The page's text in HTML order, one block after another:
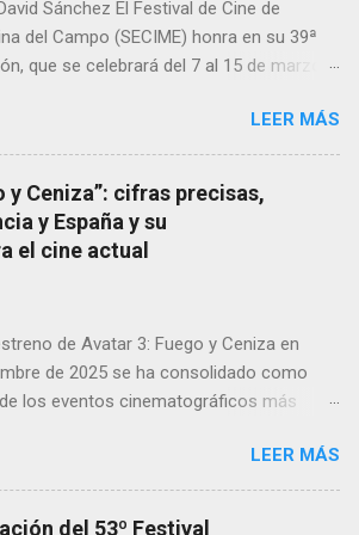
, deja con la boca abierta a las
de arte dramático al aparentar-
a muchas verdaderas profesionales de
Turós es otro personaje de gimnasio y
en pantalla. Ambos nos
su fragilidad a pesar de su aspecto,
por los sueños que pueden alcanzar o
alcanzaron y los miedos de haber
Sánchez El Festival de Cine de
del Campo (SECIME) honra en su 39ª
que se celebrará del 7 al 15 de marzo
huella en el festival y el cine es indeleble.
fallecido en 2024, es el autor del cartel
de esta edición, una creación cargada de
y simbolismo.
LEER MÁS
y Ceniza”: cifras precisas,
y España y su
el cine actual
de Avatar 3: Fuego y Ceniza en
de 2025 se ha consolidado como
los eventos cinematográficos más
dirigida por James Cameron ha vuelto a
al gran público a las salas, con cifras de
sólidas y un impacto notable en
LEER MÁS
del 53º Festival